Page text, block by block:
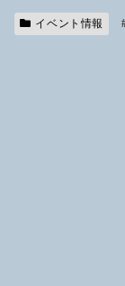
イベント情報